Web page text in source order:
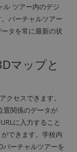
ル ツアー内のデジ
バーチャルツアー
タを常に最新の状
マップと
クセスできます。
置関係のデータが
に入力すること
できます。学校内
バーチャルツアーを